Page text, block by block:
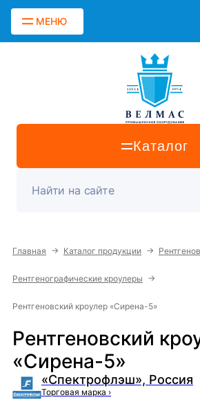
МЕНЮ
Каталог
Главная → Каталог продукции →
Рентгенографические кроулеры →
Рентгеновский кроулер «Сирена-5»
Рентгеновский
«Сирена-5»
«Спектрофлэш», Россия
Торговая марка ›